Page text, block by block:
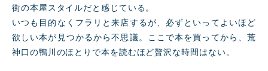
街の本屋スタイルだと感じている。
いつも目的なくフラリと来店するが、必ずといってよいほど
欲しい本が見つかるから不思議。ここで本を買ってから、荒
神口の鴨川のほとりで本を読むほど贅沢な時間はない。